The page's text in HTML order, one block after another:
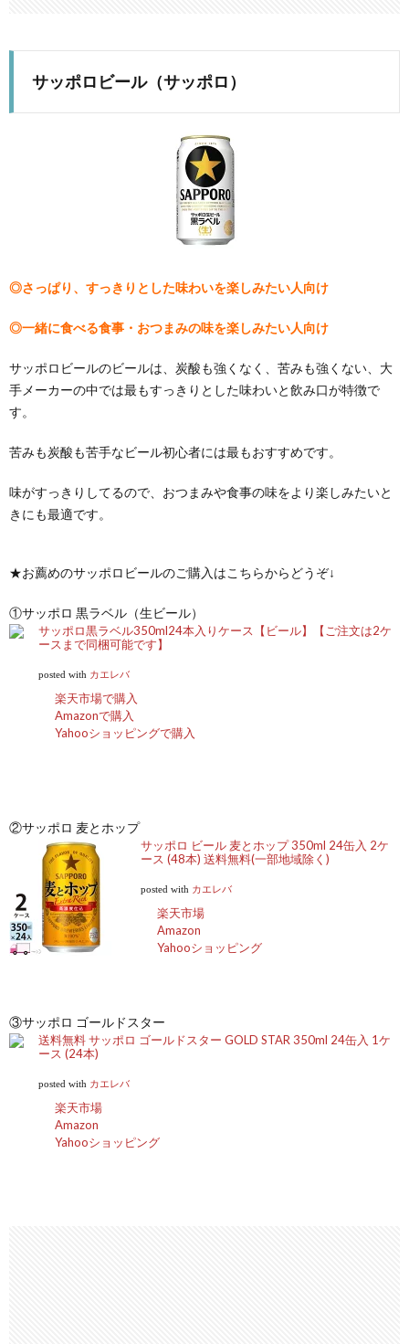
サッポロビール（サッポロ）
◎さっぱり、すっきりとした味わいを楽しみたい人向け
◎一緒に食べる食事・おつまみの味を楽しみたい人向け
サッポロビールのビールは、炭酸も強くなく、苦みも強くない、大
手メーカーの中では最もすっきりとした味わいと飲み口が特徴で
す。
苦みも炭酸も苦手なビール初心者には最もおすすめです。
味がすっきりしてるので、おつまみや食事の味をより楽しみたいと
きにも最適です。
★お薦めのサッポロビールのご購入はこちらからどうぞ↓
①サッポロ 黒ラベル（生ビール）
サッポロ黒ラベル350ml24本入りケース【ビール】【ご注文は2ケ
ースまで同梱可能です】
posted with カエレバ
楽天市場で購入
Amazonで購入
Yahooショッピングで購入
②サッポロ 麦とホップ
サッポロ ビール 麦とホップ 350ml 24缶入 2ケ
ース (48本) 送料無料(一部地域除く)
posted with カエレバ
楽天市場
Amazon
Yahooショッピング
③サッポロ ゴールドスター
送料無料 サッポロ ゴールドスター GOLD STAR 350ml 24缶入 1ケ
ース (24本)
posted with カエレバ
楽天市場
Amazon
Yahooショッピング